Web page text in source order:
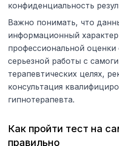
конфиденциальность
Важно понимать, что
информационный
профессиональной оценки
серьезной работы с
терапевтических целях,
консультация
гипнотерапевта.
Как пройти тест на
правильно